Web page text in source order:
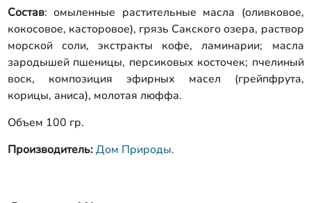
Состав: омыленные растительные масла (оливковое,
кокосовое, касторовое), грязь Сакского озера, раствор
морской соли, экстракты кофе, ламинарии; масла
зародышей пшеницы, персиковых косточек; пчелиный
воск, композиция эфирных масел (грейпфрута,
корицы, аниса), молотая люффа.
Объем 100 гр.
Производитель:Дом Природы.